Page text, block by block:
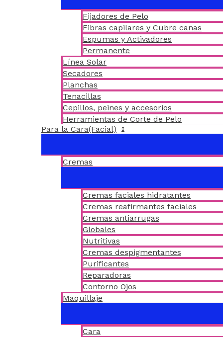
Fijadores de Pelo
Fibras capilares y Cubre canas
Espumas y Activadores
Permanente
Línea Solar
Secadores
Planchas
Tenacillas
Cepillos, peines y accesorios
Herramientas de Corte de Pelo
Para la Cara(Facial)
Cremas
Cremas faciales hidratantes
Cremas reafirmantes faciales
Cremas antiarrugas
Globales
Nutritivas
Cremas despigmentantes
Purificantes
Reparadoras
Contorno Ojos
Maquillaje
Cara